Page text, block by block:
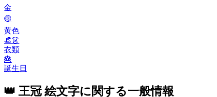
金
🟡
黄色
👒👗
衣類
🎂
誕生日
👑 王冠 絵文字に関する一般情報